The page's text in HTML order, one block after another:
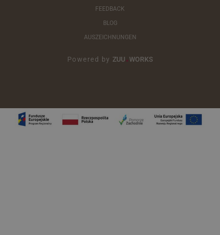
FEEDBACK
BLOG
AUSZEICHNUNGEN
Powered by ZUU WORKS